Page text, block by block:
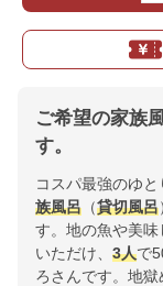
ご希望の家族
す。
コスパ最強のゆ
族風呂 （貸切風呂
す。地の魚や美
いただけ、 3人で
ろさんです。地